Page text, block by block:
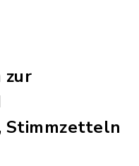
zur
Stimmzetteln